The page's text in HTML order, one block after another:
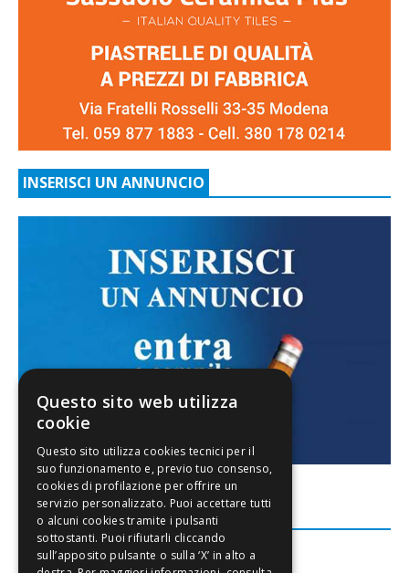
INSERISCI UN ANNUNCIO
FACEBOOK
Questo sito web utilizza
cookie